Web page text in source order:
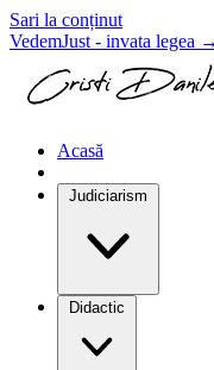
Sari la conținut
VedemJust - invata legea →
Acasă
Judiciarism
Didactic